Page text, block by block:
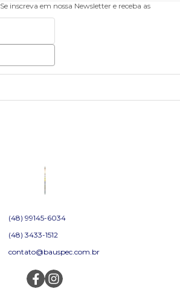
Se inscreva em nossa Newsletter e receba as
(48) 99145-6034
(48) 3433-1512
contato@bauspec.com.br